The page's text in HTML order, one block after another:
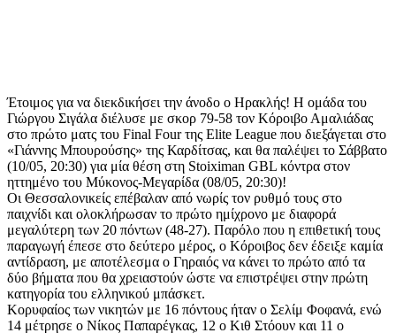
Έτοιμος για να διεκδικήσει την άνοδο ο Ηρακλής! Η ομάδα του
Γιώργου Σιγάλα διέλυσε με σκορ 79-58 τον Κόροιβο Αμαλιάδας
στο πρώτο ματς του Final Four της Elite League που διεξάγεται στο
«Γιάννης Μπουρούσης» της Καρδίτσας, και θα παλέψει το Σάββατο
(10/05, 20:30) για μία θέση στη Stoiximan GBL κόντρα στον
ηττημένο του Μύκονος-Μεγαρίδα (08/05, 20:30)!
Οι Θεσσαλονικείς επέβαλαν από νωρίς τον ρυθμό τους στο
παιχνίδι και ολοκλήρωσαν το πρώτο ημίχρονο με διαφορά
μεγαλύτερη των 20 πόντων (48-27). Παρόλο που η επιθετική τους
παραγωγή έπεσε στο δεύτερο μέρος, ο Κόροιβος δεν έδειξε καμία
αντίδραση, με αποτέλεσμα ο Γηραιός να κάνει το πρώτο από τα
δύο βήματα που θα χρειαστούν ώστε να επιστρέψει στην πρώτη
κατηγορία του ελληνικού μπάσκετ.
Κορυφαίος των νικητών με 16 πόντους ήταν ο Σελίμ Φοφανά, ενώ
14 μέτρησε ο Νίκος Παπαρέγκας, 12 ο Κιθ Στόουν και 11 ο